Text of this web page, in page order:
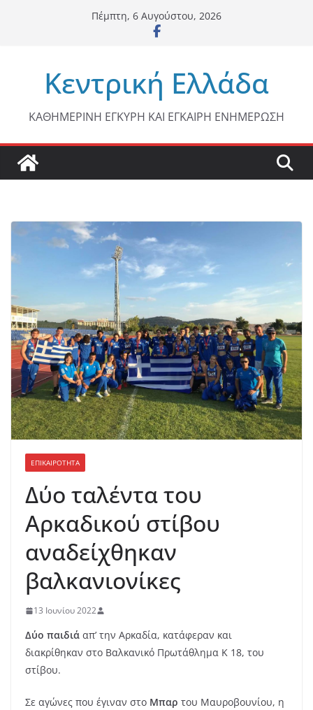
Πέμπτη, 6 Αυγούστου, 2026
Κεντρική Ελλάδα
ΚΑΘΗΜΕΡΙΝΗ ΕΓΚΥΡΗ ΚΑΙ ΕΓΚΑΙΡΗ ΕΝΗΜΕΡΩΣΗ
ΕΠΙΚΑΙΡΟΤΗΤΑ
Δύο ταλέντα του
Αρκαδικού στίβου
αναδείχθηκαν
βαλκανιονίκες
13 Ιουνίου 2022
Δύο παιδιά απ’ την Αρκαδία, κατάφεραν και
διακρίθηκαν στο Βαλκανικό Πρωτάθλημα Κ 18, του
στίβου.
Σε αγώνες που έγιναν στο Μπαρ του Μαυροβουνίου, η